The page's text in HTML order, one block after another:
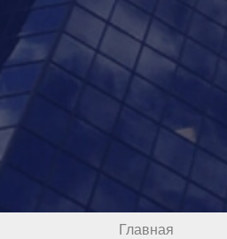
Главная